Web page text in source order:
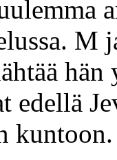
M
hän
edellä
kuntoon.